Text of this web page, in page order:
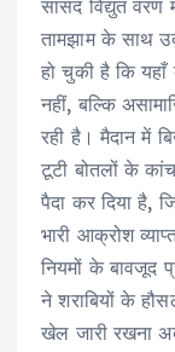
सांसद विद्युत वरण
तामझाम के साथ
हो चुकी है कि
नहीं, बल्कि
रही है। मैदान में
टूटी बोतलों के
पैदा कर दिया है,
भारी आक्रोश
नियमों के बावजूद
ने शराबियों के
खेल जारी रखना